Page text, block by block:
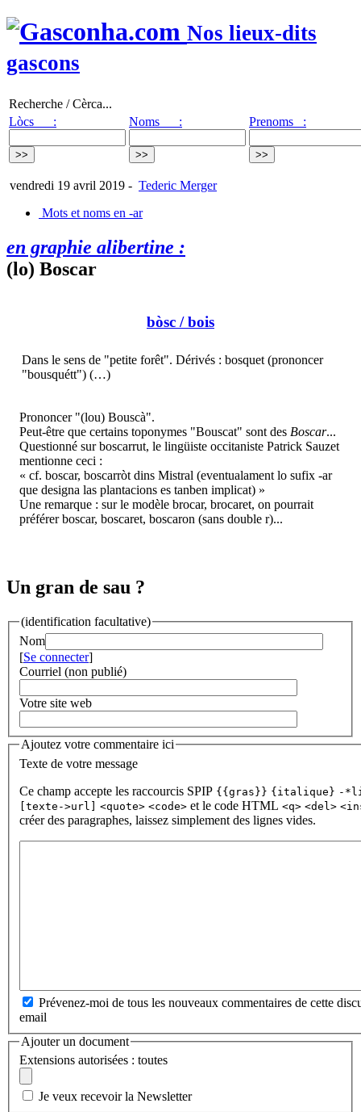
Nos lieux-dits
gascons
Recherche / Cèrca...
Lòcs :
Noms : Prenoms :
vendredi 19 avril 2019 - Tederic Merger
Mots et noms en -ar
en graphie alibertine :
(lo) Boscar
bòsc / bois
Dans le sens de "petite forêt". Dérivés : bosquet (prononcer
"bousquétt") (…)
Prononcer "(lou) Bouscà".
Peut-être que certains toponymes "Bouscat" sont des Boscar...
Questionné sur boscarrut, le lingüiste occitaniste Patrick Sauzet
mentionne ceci :
« cf. boscar, boscarròt dins Mistral (eventualament lo sufix -ar
que designa las plantacions es tanben implicat) »
Une remarque : sur le modèle brocar, brocaret, on pourrait
préférer boscar, boscaret, boscaron (sans double r)...
Un gran de sau ?
(identification facultative)
Nom
[Se connecter]
Courriel (non publié)
Votre site web
Ajoutez votre commentaire ici
Texte de votre message
Ce champ accepte les raccourcis SPIP {{gras}} {italique} -
[texte->url] <quote> <code> et le code HTML <q> <del>
créer des paragraphes, laissez simplement des lignes vides.
Prévenez-moi de tous les nouveaux commentaires de cette
email
Ajouter un document
Extensions autorisées : toutes
Je veux recevoir la Newsletter